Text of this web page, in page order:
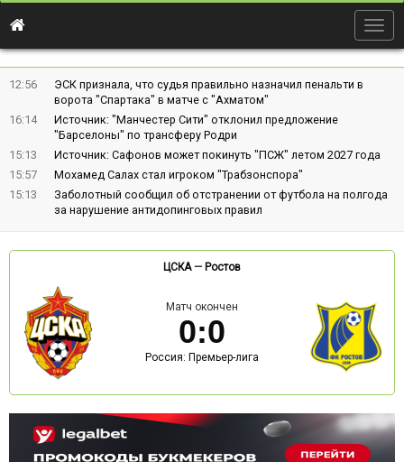
12:56
ЭСК признала, что судья правильно назначил пенальти в
ворота "Спартака" в матче с "Ахматом"
16:14
Источник: "Манчестер Сити" отклонил предложение
"Барселоны" по трансферу Родри
15:13
Источник: Сафонов может покинуть "ПСЖ" летом 2027 года
15:57
Мохамед Салах стал игроком "Трабзонспора"
15:13
Заболотный сообщил об отстранении от футбола на полгода
за нарушение антидопинговых правил
ЦСКА— Ростов
Матч окончен
0:0
Россия: Премьер-лига